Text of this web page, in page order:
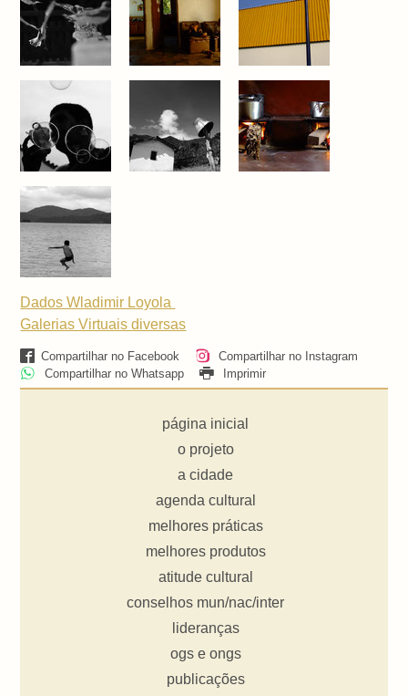
Dados Wladimir Loyola
Galerias Virtuaisdiversas
Compartilhar no Facebook
Compartilhar no Instagram
Compartilhar no Whatsapp
Imprimir
página inicial
o projeto
a cidade
agenda cultural
melhores práticas
melhores produtos
atitude cultural
conselhos mun/nac/inter
lideranças
ogs e ongs
publicações